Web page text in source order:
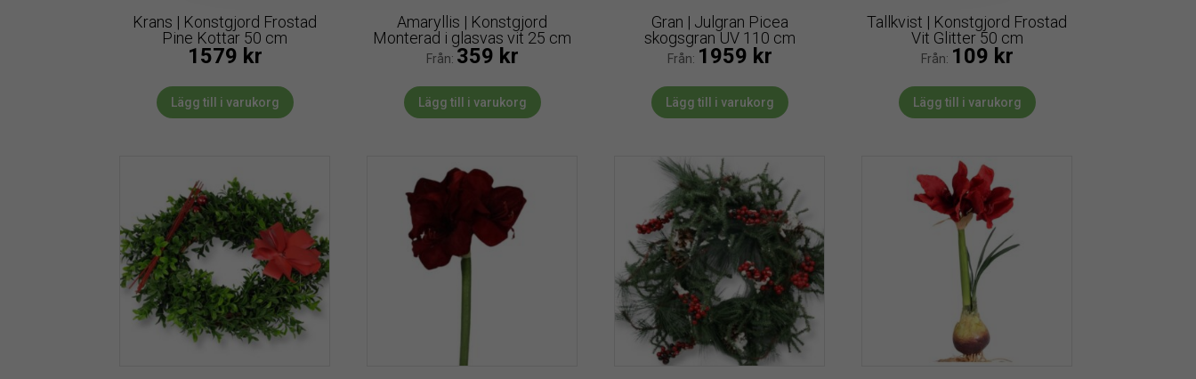
Krans | Konstgjord Frostad
Pine Kottar 50 cm
1579 kr
Lägg till i varukorg
Amaryllis | Konstgjord
Monterad i glasvas vit 25 cm
Från: 359 kr
Lägg till i varukorg
Gran | Julgran Picea
skogsgran UV 110 cm
Från: 1959 kr
Lägg till i varukorg
Tallkvist | Konstgjord Frostad
Vit Glitter 50 cm
Från: 109 kr
Lägg till i varukorg